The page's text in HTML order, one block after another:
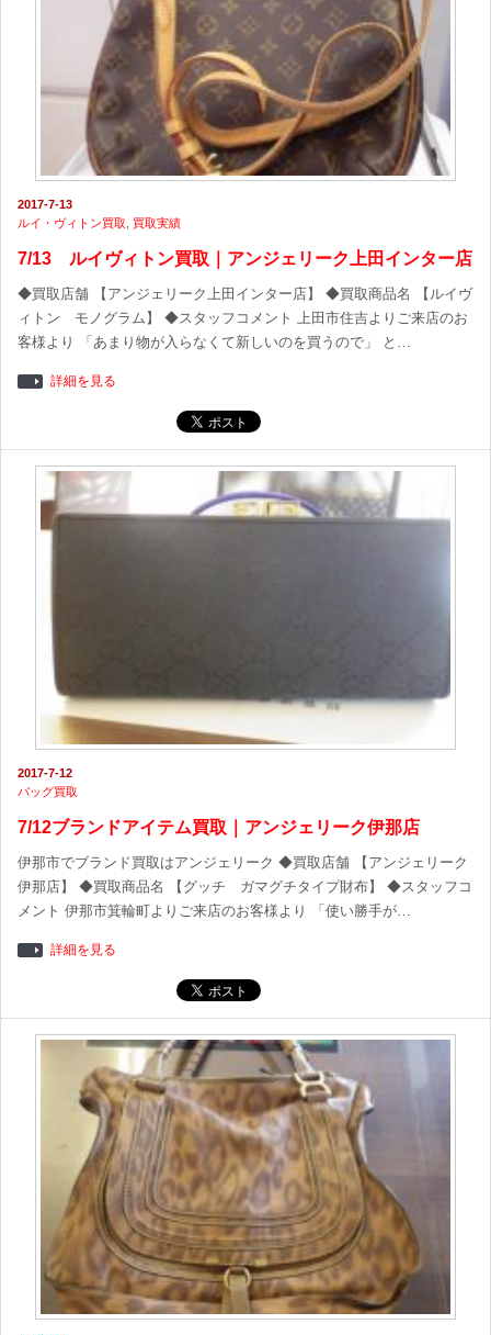
2017-7-13
ルイ・ヴィトン買取
買取実績
7/13 ルイヴィトン買取｜アンジェリーク上田インター店
◆買取店舗 【アンジェリーク上田インター店】 ◆買取商品名 【ルイヴ
ィトン モノグラム】 ◆スタッフコメント 上田市住吉よりご来店のお
客様より 「あまり物が入らなくて新しいのを買うので」 と…
詳細を見る
2017-7-12
バッグ買取
7/12ブランドアイテム買取｜アンジェリーク伊那店
伊那市でブランド買取はアンジェリーク ◆買取店舗 【アンジェリーク
伊那店】 ◆買取商品名 【グッチ ガマグチタイプ財布】 ◆スタッフコ
メント 伊那市箕輪町よりご来店のお客様より 「使い勝手が…
詳細を見る